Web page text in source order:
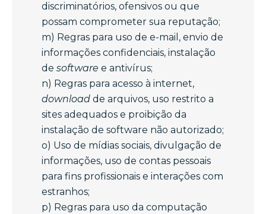
discriminatórios, ofensivos ou que
possam comprometer sua reputação;
m) Regras para uso de e-mail, envio de
informações confidenciais, instalação
de software e antivírus;
n) Regras para acesso à internet,
download de arquivos, uso restrito a
sites adequados e proibição da
instalação de software não autorizado;
o) Uso de mídias sociais, divulgação de
informações, uso de contas pessoais
para fins profissionais e interações com
estranhos;
p) Regras para uso da computação